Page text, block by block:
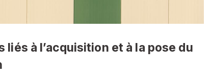
à l’acquisition et à la pose du